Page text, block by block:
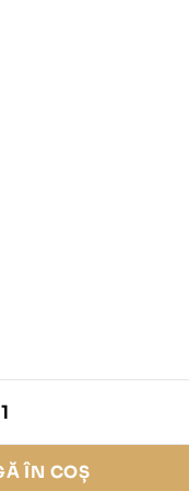
ÎN COȘ